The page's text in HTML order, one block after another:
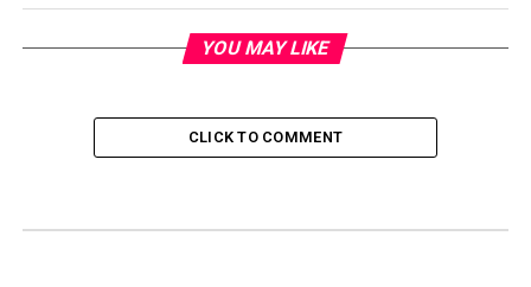
YOU MAY LIKE
CLICK TO COMMENT